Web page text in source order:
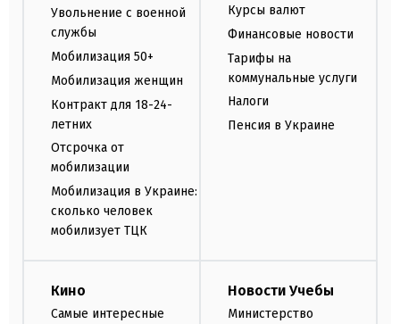
Увольнение с военной
службы
Мобилизация 50+
Мобилизация женщин
Контракт для 18-24-
летних
Отсрочка от
мобилизации
Мобилизация в Украине:
сколько человек
мобилизует ТЦК
Курсы валют
Финансовые новости
Тарифы на
коммунальные услуги
Налоги
Пенсия в Украине
Кино
Самые интересные
Новости Учебы
Министерство